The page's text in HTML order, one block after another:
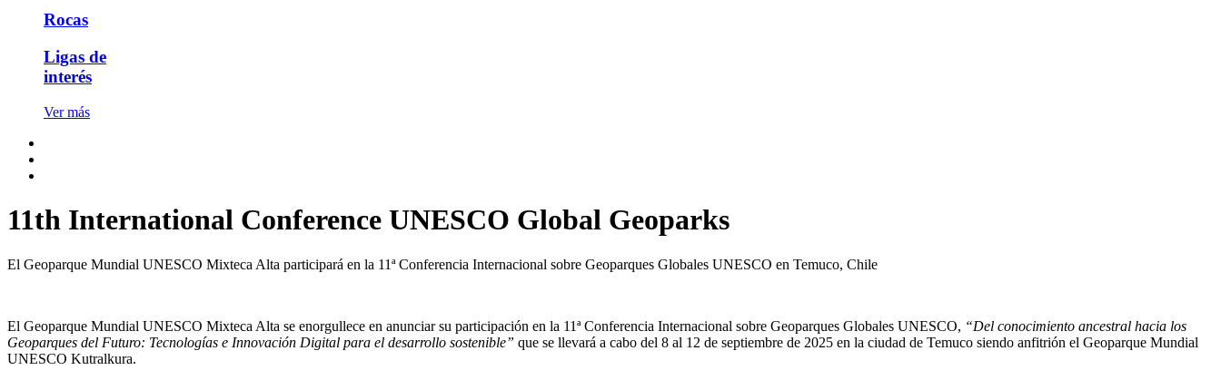
Rocas
Ligas de
interés
Ver más
11th International Conference UNESCO Global Geoparks
El Geoparque Mundial UNESCO Mixteca Alta participará en la 11ª Conferencia Internacional sobre Geoparques Globales UNESCO en Temuco, Chile
El Geoparque Mundial UNESCO Mixteca Alta se enorgullece en anunciar su participación en la 11ª Conferencia Internacional sobre Geoparques Globales UNESCO, “Del conocimiento ancestral hacia los
Geoparques del Futuro: Tecnologías e Innovación Digital para el desarrollo sostenible” que se llevará a cabo del 8 al 12 de septiembre de 2025 en la ciudad de Temuco siendo anfitrión el Geoparque Mundial
UNESCO Kutralkura.